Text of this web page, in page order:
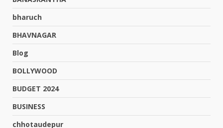
bharuch
BHAVNAGAR
Blog
BOLLYWOOD
BUDGET 2024
BUSINESS
chhotaudepur